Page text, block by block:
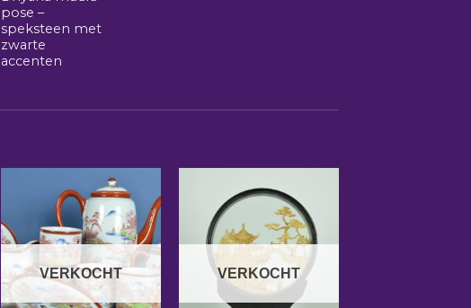
pose –
speksteen met
zwarte
accenten
VERKOCHT VERKOCHT